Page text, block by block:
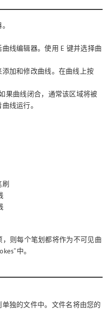
线编辑器。使用 E 键并选择曲
加和修改曲线。在曲线上按
果曲线闭合，通常该区域将被
线运行。
刷
，则每个笔划都将作为不可见曲
中。
独的文件中。文件名将由您的